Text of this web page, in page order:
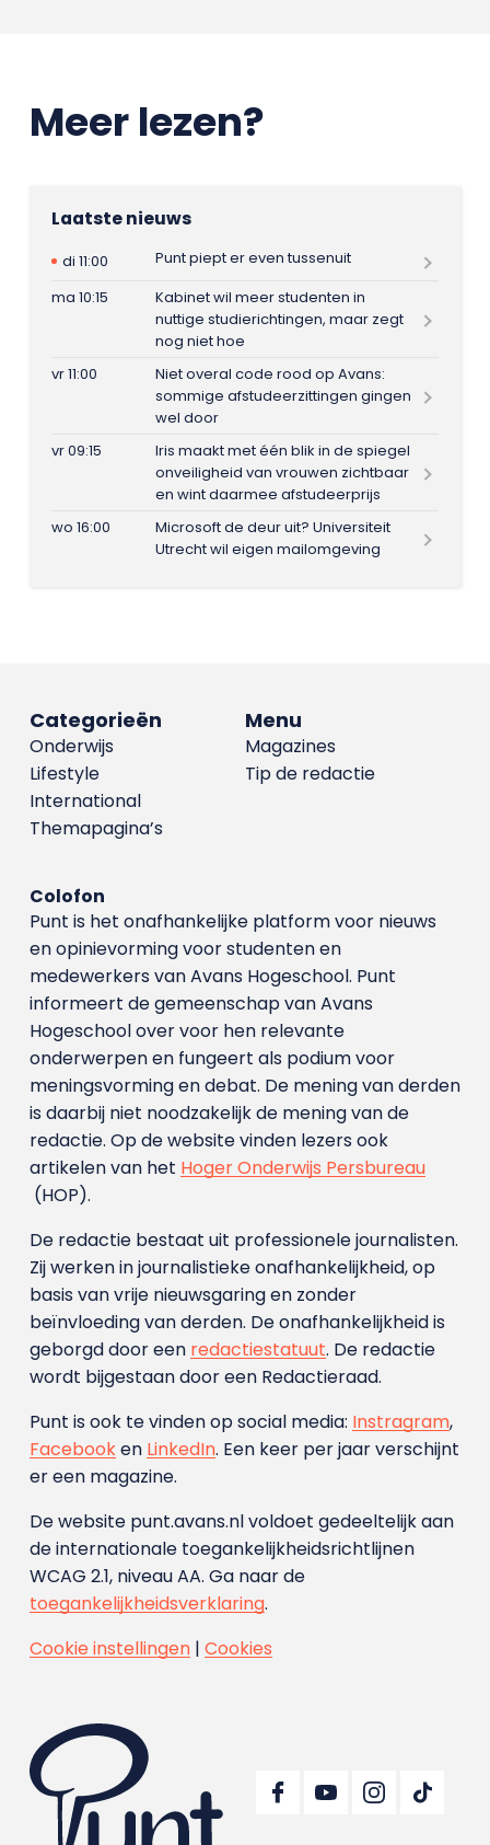
Meer lezen?
Laatste nieuws
di 11:00
Punt piept er even tussenuit
ma 10:15
Kabinet wil meer studenten in
nuttige studierichtingen, maar zegt
nog niet hoe
vr 11:00
Niet overal code rood op Avans:
sommige afstudeerzittingen gingen
wel door
vr 09:15
Iris maakt met één blik in de spiegel
onveiligheid van vrouwen zichtbaar
en wint daarmee afstudeerprijs
wo 16:00
Microsoft de deur uit? Universiteit
Utrecht wil eigen mailomgeving
Menu
Magazines
Tip de redactie
Categorieën
Onderwijs
Lifestyle
International
Themapagina’s
Colofon
Punt is het onafhankelijke platform voor nieuws
en opinievorming voor studenten en
medewerkers van Avans Hoge­school. Punt
informeert de gemeenschap van Avans
Hogeschool over voor hen relevante
onderwerpen en fungeert als podium voor
meningsvorming en debat. De mening van derden
is daarbij niet noodzakelijk de mening van de
redactie. Op de website vinden lezers ook
artikelen van het Hoger Onderwijs Persbureau
(HOP).
De redactie bestaat uit professionele journalisten.
Zij werken in journalistieke onafhankelijkheid, op
basis van vrije nieuwsgaring en zonder
beïnvloeding van derden. De onafhankelijkheid is
geborgd door een redactiestatuut. De redactie
wordt bijgestaan door een Redactieraad.
Punt is ook te vinden op social media: Instragram,
Facebooken LinkedIn. Een keer per jaar verschijnt
er een magazine.
De website punt.avans.nl voldoet gedeeltelijk aan
de internationale toegankelijkheidsrichtlijnen
WCAG 2.1, niveau AA. Ga naar de
toegankelijkheidsverklaring.
Cookie instellingen| Cookies